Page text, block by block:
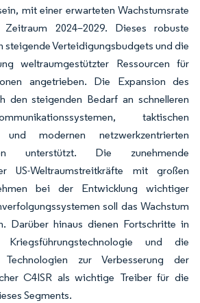
mit einer erwarteten Wachstumsrate
2024–2029. Dieses robuste
steigende Verteidigungsbudgets und die
weltraumgestützter Ressourcen für
angetrieben. Die Expansion des
den steigenden Bedarf an schnelleren
taktischen
und modernen netzwerkzentrierten
unterstützt. Die zunehmende
US-Weltraumstreitkräfte mit großen
bei der Entwicklung wichtiger
soll das Wachstum
Darüber hinaus dienen Fortschritte in
Kriegsführungstechnologie und die
zur Verbesserung der
C4ISR als wichtige Treiber für die
Segments.